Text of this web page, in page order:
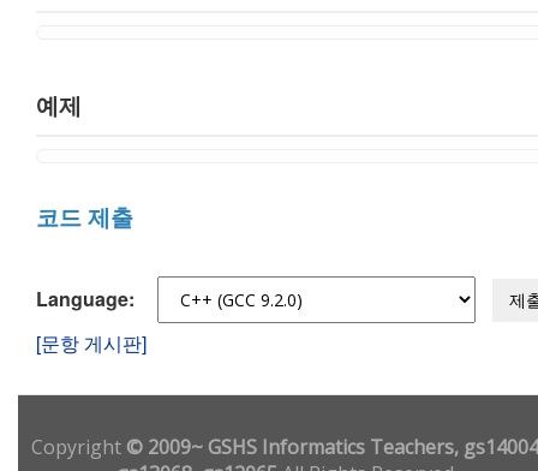
예제
코드 제출
Language: 제
[문항 게시판]
Copyright© 2009~ GSHS Informatics Teachers,